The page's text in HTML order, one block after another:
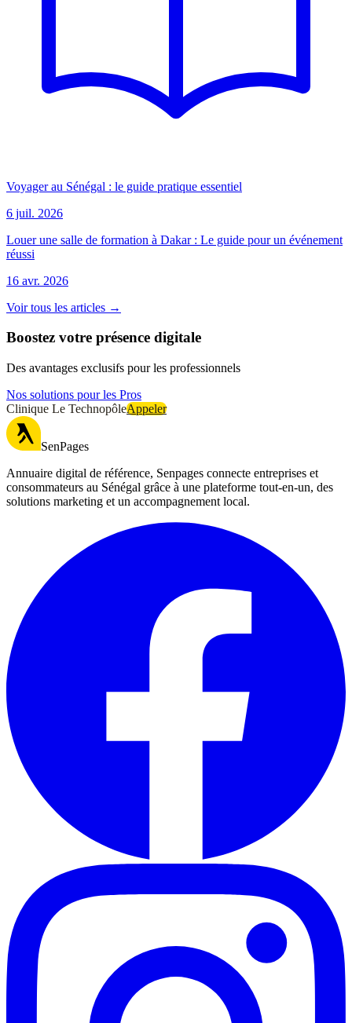
Voyager au Sénégal : le guide pratique essentiel
6 juil. 2026
Louer une salle de formation à Dakar : Le guide pour un événement
réussi
16 avr. 2026
Voir tous les articles →
Boostez votre présence digitale
Des avantages exclusifs pour les professionnels
Nos solutions pour les Pros
Clinique Le TechnopôleAppeler
SenPages
Annuaire digital de référence, Senpages connecte entreprises et
consommateurs au Sénégal grâce à une plateforme tout-en-un, des
solutions marketing et un accompagnement local.